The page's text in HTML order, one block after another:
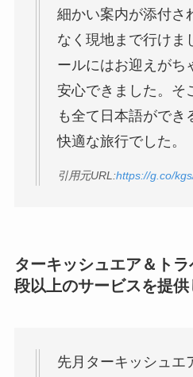
細かい案内が添付さ
なく現地まで行けま
ールにはお迎えがち
安心できました。そ
も全て日本語ができ
快適な旅行でした。
引用元URL:https://g.co/
ターキッシュエア＆ト
段以上のサービスを提
先月ターキッシュエ